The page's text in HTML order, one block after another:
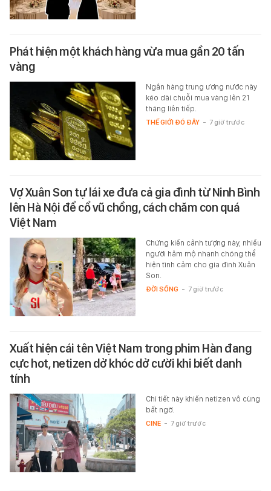
Phát hiện một khách hàng vừa mua gần 20 tấn
vàng
Ngân hàng trung ương nước này
kéo dài chuỗi mua vàng lên 21
tháng liên tiếp.
THẾ GIỚI ĐÓ ĐÂY - 7 giờ trước
Vợ Xuân Son tự lái xe đưa cả gia đình từ Ninh Bình
lên Hà Nội để cổ vũ chồng, cách chăm con quá
Việt Nam
Chứng kiến cảnh tượng này, nhiều
người hâm mộ nhanh chóng thể
hiện tình cảm cho gia đình Xuân
Son.
ĐỜI SỐNG - 7 giờ trước
Xuất hiện cái tên Việt Nam trong phim Hàn đang
cực hot, netizen dở khóc dở cười khi biết danh
tính
Chi tiết này khiến netizen vô cùng
bất ngờ.
CINE - 7 giờ trước